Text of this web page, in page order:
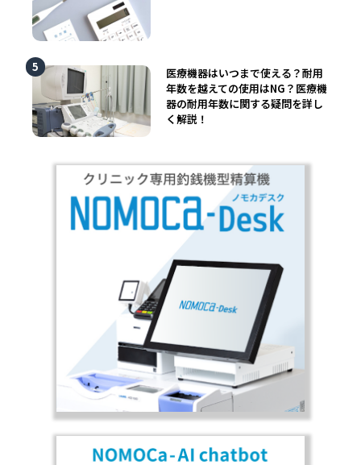
医療機器はいつまで使える？耐用
年数を越えての使用はNG？医療機
器の耐用年数に関する疑問を詳し
く解説！